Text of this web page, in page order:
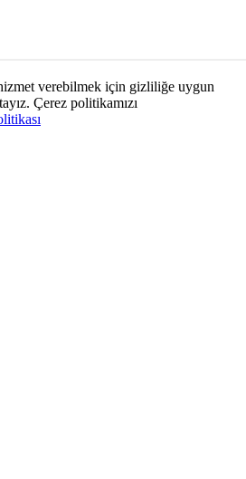
verebilmek için gizliliğe uygun
Çerez politikamızı